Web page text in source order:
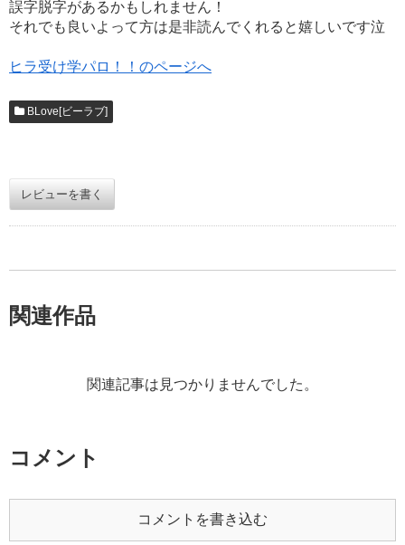
誤字脱字があるかもしれません！
それでも良いよって方は是非読んでくれると嬉しいです泣
ヒラ受け学パロ！！のページへ
BLove[ビーラブ]
レビューを書く
関連作品
関連記事は見つかりませんでした。
コメント
コメントを書き込む